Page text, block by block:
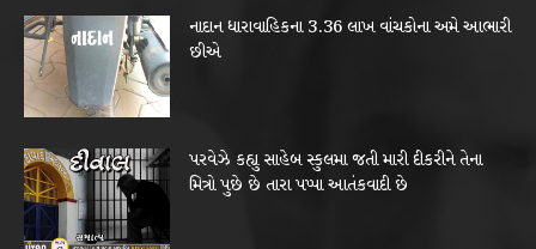
નાદાન ધારાવાહિકના 3.36 લાખ વાંચકોના અમે આભારી
છીએ
પરવેઝે કહ્યુ સાહેબ સ્કુલમા જતી મારી દીકરીને તેના
મિત્રો પુછે છે તારા પપ્પા આતંકવાદી છે